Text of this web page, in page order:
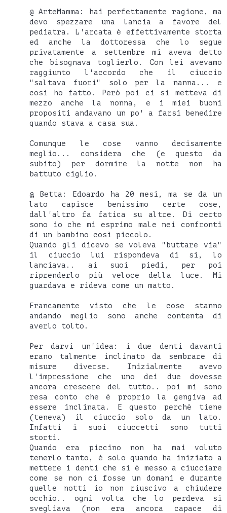
@ ArteMamma: hai perfettamente ragione, ma
devo spezzare una lancia a favore del
pediatra. L'arcata è effettivamente storta
ed anche la dottoressa che lo segue
privatamente a settembre mi aveva detto
che bisognava toglierlo. Con lei avevamo
raggiunto l'accordo che il ciuccio
"saltava fuori" solo per la nanna... e
così ho fatto. Però poi ci si metteva di
mezzo anche la nonna, e i miei buoni
propositi andavano un po' a farsi benedire
quando stava a casa sua.
Comunque le cose vanno decisamente
meglio... considera che (e questo da
subito) per dormire la notte non ha
battuto ciglio.
@ Betta: Edoardo ha 20 mesi, ma se da un
lato capisce benissimo certe cose,
dall'altro fa fatica su altre. Di certo
sono io che mi esprimo male nei confronti
di un bambino così piccolo.
Quando gli dicevo se voleva "buttare via"
il ciuccio lui rispondeva di si, lo
lanciava.. ai suoi piedi, per poi
riprenderlo più veloce della luce. Mi
guardava e rideva come un matto.
Francamente visto che le cose stanno
andando meglio sono anche contenta di
averlo tolto.
Per darvi un'idea: i due denti davanti
erano talmente inclinato da sembrare di
misure diverse. Inizialmente avevo
l'impressione che uno dei due dovesse
ancora crescere del tutto.. poi mi sono
resa conto che è proprio la gengiva ad
essere inclinata. E questo perchè tiene
(teneva) il ciuccio solo da un lato.
Infatti i suoi ciuccetti sono tutti
storti.
Quando era piccino non ha mai voluto
tenerlo tanto, è solo quando ha iniziato a
mettere i denti che si è messo a ciucciare
come se non ci fosse un domani e durante
quelle notti io non riuscivo a chiudere
occhio.. ogni volta che lo perdeva si
svegliava (non era ancora capace di